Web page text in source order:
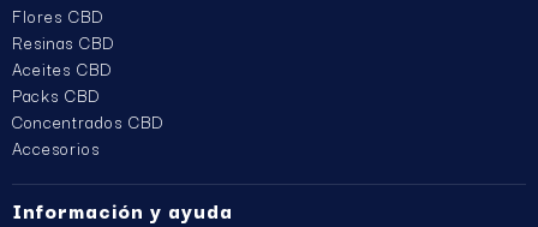
Flores CBD
Resinas CBD
Aceites CBD
Packs CBD
Concentrados CBD
Accesorios
Información y ayuda